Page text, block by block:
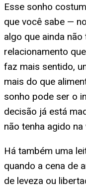
Esse sonho
que você sabe —
algo que ainda
relacionamento
faz mais sentido,
mais do que
sonho pode ser o
decisão já está
não tenha agido
Há também uma
quando a cena de
de leveza ou